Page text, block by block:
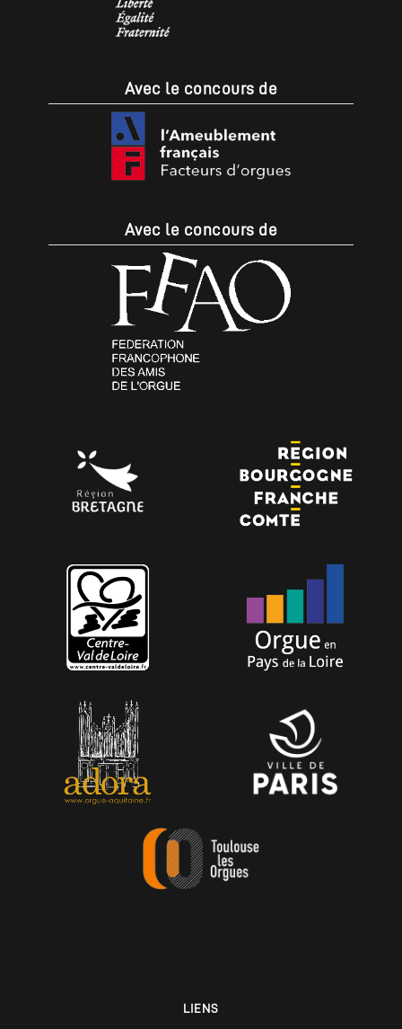
Avec le concours de
Avec le concours de
LIENS